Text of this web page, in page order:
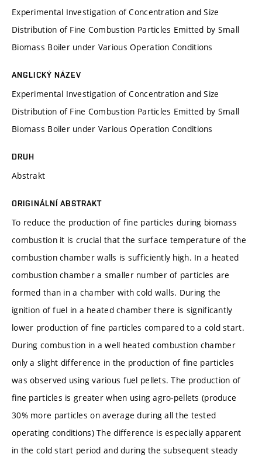
Experimental Investigation of Concentration and Size
Distribution of Fine Combustion Particles Emitted by Small
Biomass Boiler under Various Operation Conditions
ANGLICKÝ NÁZEV
Experimental Investigation of Concentration and Size
Distribution of Fine Combustion Particles Emitted by Small
Biomass Boiler under Various Operation Conditions
DRUH
Abstrakt
ORIGINÁLNÍ ABSTRAKT
To reduce the production of fine particles during biomass
combustion it is crucial that the surface temperature of the
combustion chamber walls is sufficiently high. In a heated
combustion chamber a smaller number of particles are
formed than in a chamber with cold walls. During the
ignition of fuel in a heated chamber there is significantly
lower production of fine particles compared to a cold start.
During combustion in a well heated combustion chamber
only a slight difference in the production of fine particles
was observed using various fuel pellets. The production of
fine particles is greater when using agro-pellets (produce
30% more particles on average during all the tested
operating conditions) The difference is especially apparent
in the cold start period and during the subsequent steady